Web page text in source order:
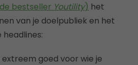
bestseller Youtility) het
van je doelpubliek en het
goed voor wie je